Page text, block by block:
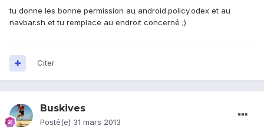
tu donne les bonne permission au android.policy.odex et au
navbar.sh et tu remplace au endroit concerné ;)
Citer
Buskives
Posté(e) 31 mars 2013